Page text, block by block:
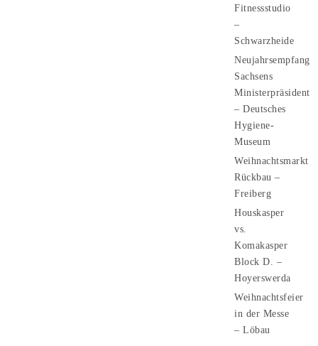
Fitnessstudio
–
Schwarzheide
Neujahrsempfang
Sachsens
Ministerpräsident
– Deutsches
Hygiene-
Museum
Weihnachtsmarkt
Rückbau –
Freiberg
Houskasper
vs.
Komakasper
Block D. –
Hoyerswerda
Weihnachtsfeier
in der Messe
– Löbau